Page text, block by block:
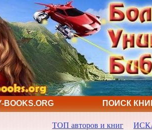
ПОИСК
ТОП авторов и книг